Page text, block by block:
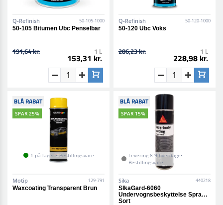
Q-Refinish 50-105-1000
50-105 Bitumen Ubc Penselbar
191,64 kr. 1 L
153,31 kr.
Q-Refinish 50-120-1000
50-120 Ubc Voks
286,23 kr. 1 L
228,98 kr.
BLÅ RABAT
SPAR 25%
1 på lager • Bestillingsvare
Motip 129-791
Waxcoating Transparent Brun
BLÅ RABAT
SPAR 15%
Levering 8-9 hverdage•
Bestillingsvare
Sika 440218
SIkaGard-6060
Undervognsbeskyttelse Spray
Sort